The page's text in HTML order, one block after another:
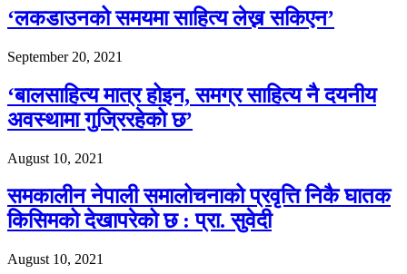
‘लकडाउनको समयमा साहित्य लेख्न सकिएन’
September 20, 2021
‘बालसाहित्य मात्र होइन, समग्र साहित्य नै दयनीय
अवस्थामा गुज्रिरहेको छ’
August 10, 2021
समकालीन नेपाली समालोचनाको प्रवृत्ति निकै घातक
किसिमको देखापरेको छ : प्रा. सुवेदी
August 10, 2021